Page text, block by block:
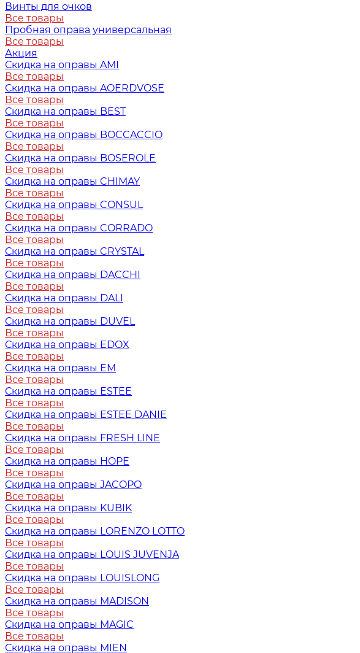
Винты для очков
Все товары
Пробная оправа универсальная
Все товары
Акция
Скидка на оправы AMI
Все товары
Скидка на оправы AOERDVOSE
Все товары
Скидка на оправы BEST
Все товары
Скидка на оправы BOCCACCIO
Все товары
Скидка на оправы BOSEROLE
Все товары
Скидка на оправы CHIMAY
Все товары
Скидка на оправы CONSUL
Все товары
Скидка на оправы CORRADO
Все товары
Скидка на оправы CRYSTAL
Все товары
Скидка на оправы DACCHI
Все товары
Скидка на оправы DALI
Все товары
Скидка на оправы DUVEL
Все товары
Скидка на оправы EDOX
Все товары
Скидка на оправы EM
Все товары
Скидка на оправы ESTEE
Все товары
Скидка на оправы ESTEE DANIE
Все товары
Скидка на оправы FRESH LINE
Все товары
Скидка на оправы HOPE
Все товары
Скидка на оправы JACOPO
Все товары
Скидка на оправы KUBIK
Все товары
Скидка на оправы LORENZO LOTTO
Все товары
Скидка на оправы LOUIS JUVENJA
Все товары
Скидка на оправы LOUISLONG
Все товары
Скидка на оправы MADISON
Все товары
Скидка на оправы MAGIC
Все товары
Скидка на оправы MIEN